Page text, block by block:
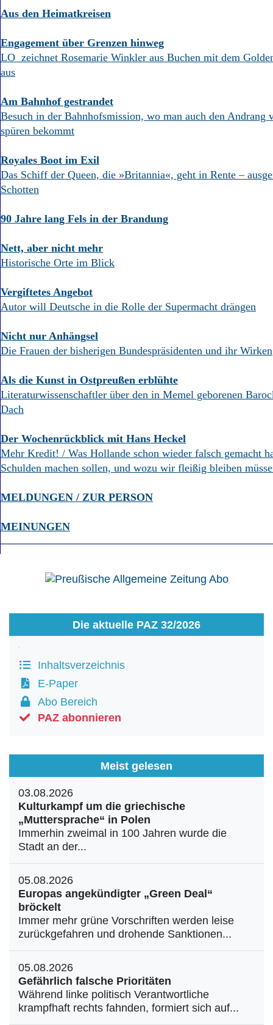
Aus den Heimatkreisen
Engagement über Grenzen hinweg
LO zeichnet Rosemarie Winkler aus Buchen mit dem
aus
Am Bahnhof gestrandet
Besuch in der Bahnhofsmission, wo man auch den Andrang
spüren bekommt
Royales Boot im Exil
Das Schiff der Queen, die »Britannia«, geht in Rente –
Schotten
90 Jahre lang Fels in der Brandung
Nett, aber nicht mehr
Historische Orte im Blick
Vergiftetes Angebot
Autor will Deutsche in die Rolle der Supermacht drängen
Nicht nur Anhängsel
Die Frauen der bisherigen Bundespräsidenten und ihr Wirken
Als die Kunst in Ostpreußen erblühte
Literaturwissenschaftler über den in Memel geborenen
Dach
Der Wochenrückblick mit Hans Heckel
Mehr Kredit! / Was Hollande schon wieder falsch gemacht
Schulden machen sollen, und wozu wir fleißig bleiben
MELDUNGEN / ZUR PERSON
MEINUNGEN
Die aktuelle PAZ 32/2026
Inhaltsverzeichnis
E-Paper
Abo Bereich
PAZ abonnieren
Meist gelesen
03.08.2026
Kulturkampf um die griechische
„Muttersprache“ in Polen
Immerhin zweimal in 100 Jahren wurde die
Stadt an der...
05.08.2026
Europas angekündigter „Green Deal“
bröckelt
Immer mehr grüne Vorschriften werden leise
zurückgefahren und drohende Sanktionen...
05.08.2026
Gefährlich falsche Prioritäten
Während linke politisch Verantwortliche
krampfhaft rechts fahnden, formiert sich auf...